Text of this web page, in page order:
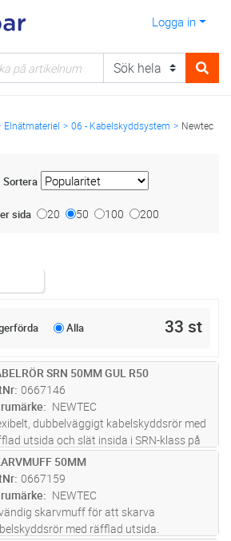
Logga in
Elnätmateriel 06 - Kabelskyddsystem Newtec
Sortera
sida 20 50 100 200
Alla 33 st
Lägg i kundvagn
SRN 50MM GUL R50
0667146
NEWTEC
dubbelväggigt kabelskyddsrör med
utsida och slät insida i SRN-klass på
om 50m. Levereras med skarvmuff i en
Med dragtråd i förzinkat,
stål.
Lägg i kundvagn
50MM
0667159
NEWTEC
skarvmuff för att skarva
med räfflad utsida.